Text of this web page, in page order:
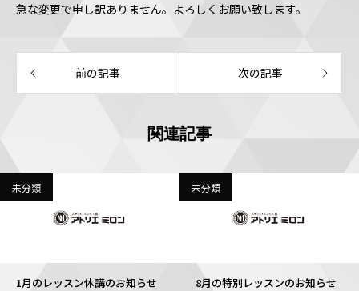
急な変更で申し訳ありません。よろしくお願い致します。
前の記事 次の記事
関連記事
未分類
1月のレッスン休講のお知らせ
未分類
8月の特別レッスンのお知らせ